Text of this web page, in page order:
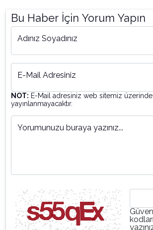
Bu Haber İçin Yorum Yapın
Adınız Soyadınız
E-Mail Adresiniz
NOT: E-Mail adresiniz web sitemiz üzerinde
yayınlanmayacaktır.
Yorumunuzu buraya yazınız...